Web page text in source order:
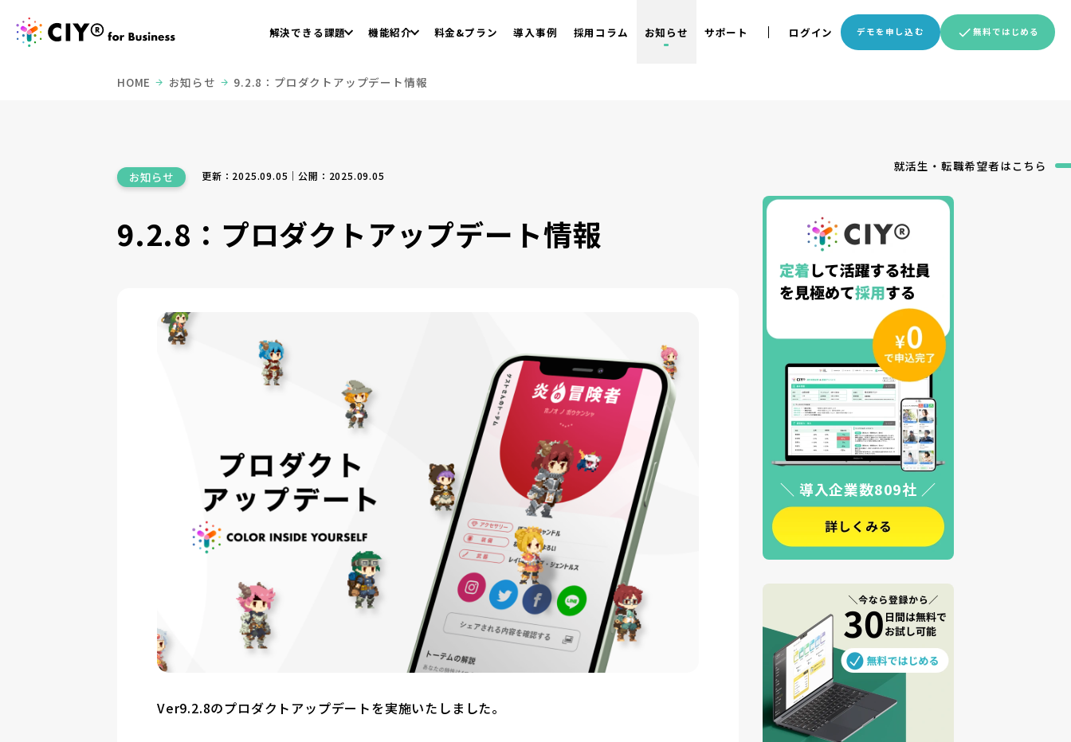
解決できる課題 機能紹介 料金&プラン 導入事例 採用コラム お知らせ サポート ログイン デモを申し込む 無料ではじめる
HOME お知らせ 9.2.8：プロダクトアップデート情報
就活生・転職希望者はこちら
お知らせ 更新：2025.09.05｜公開：2025.09.05
9.2.8：プロダクトアップデート情報
Ver9.2.8のプロダクトアップデートを実施いたしました。
＼ 導入企業数809社 ／